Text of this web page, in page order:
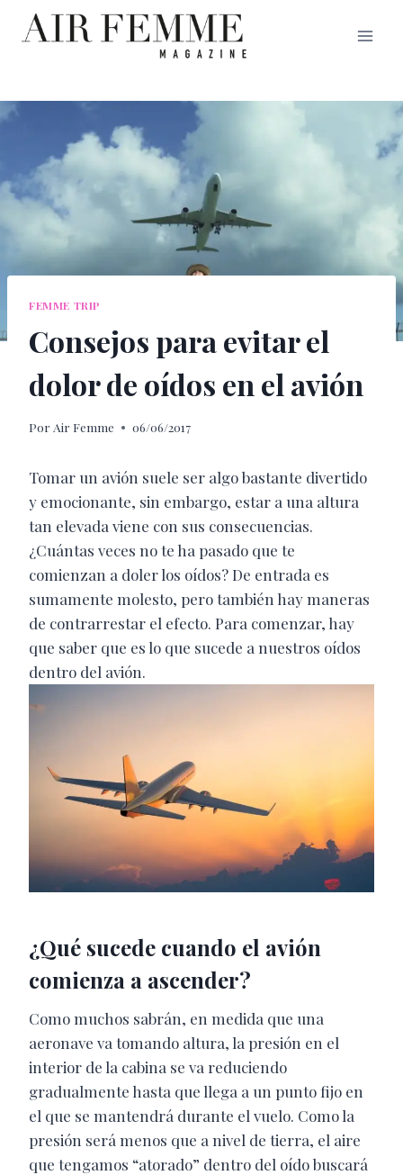
Saltar
FEMME TRIP
Consejos para evitar el
dolor de oídos en el avión
Por Air Femme 06/06/2017
Tomar un avión suele ser algo bastante divertido
y emocionante, sin embargo, estar a una altura
tan elevada viene con sus consecuencias.
¿Cuántas veces no te ha pasado que te
comienzan a doler los oídos? De entrada es
sumamente molesto, pero también hay maneras
de contrarrestar el efecto. Para comenzar, hay
que saber que es lo que sucede a nuestros oídos
dentro del avión.
¿Qué sucede cuando el avión
comienza a ascender?
Como muchos sabrán, en medida que una
aeronave va tomando altura, la presión en el
interior de la cabina se va reduciendo
gradualmente hasta que llega a un punto fijo en
el que se mantendrá durante el vuelo. Como la
presión será menos que a nivel de tierra, el aire
que tengamos “atorado” dentro del oído buscará